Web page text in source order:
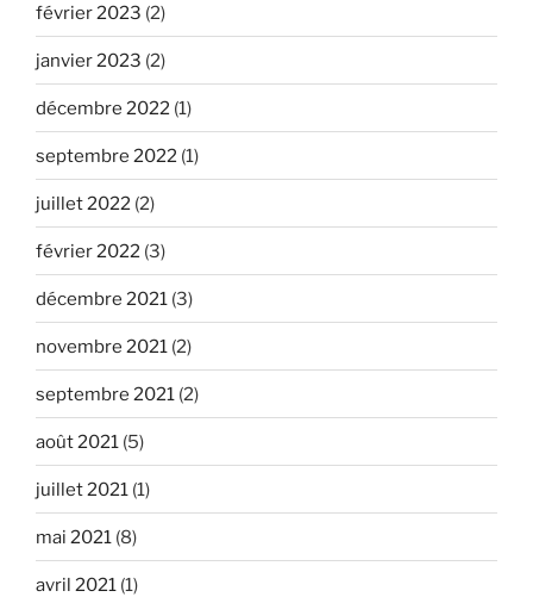
février 2023 (2)
janvier 2023 (2)
décembre 2022 (1)
septembre 2022 (1)
juillet 2022 (2)
février 2022 (3)
décembre 2021 (3)
novembre 2021 (2)
septembre 2021 (2)
août 2021 (5)
juillet 2021 (1)
mai 2021 (8)
avril 2021 (1)